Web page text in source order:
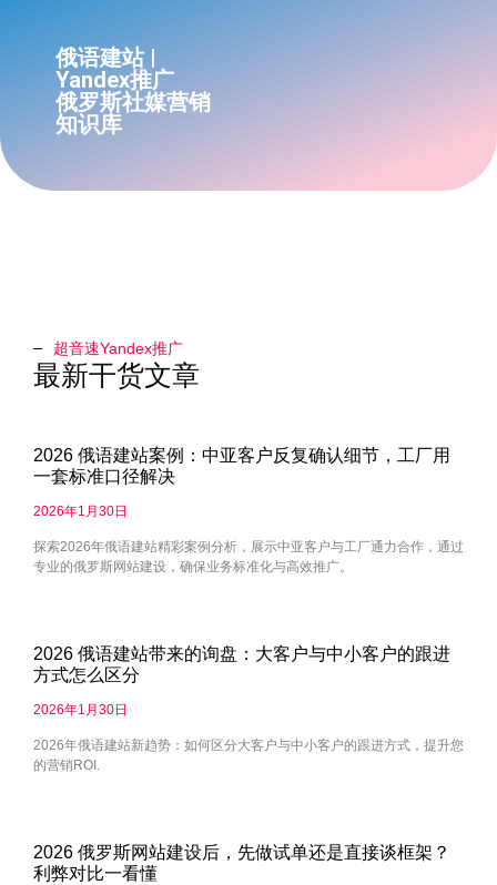
俄语建站 |
Yandex推广
俄罗斯社媒营销
知识库
超音速Yandex推广​
最新干货文章
2026 俄语建站案例：中亚客户反复确认细节，工厂用
一套标准口径解决
2026年1月30日
探索2026年俄语建站精彩案例分析，展示中亚客户与工厂通力合作，通过
专业的俄罗斯网站建设，确保业务标准化与高效推广。
2026 俄语建站带来的询盘：大客户与中小客户的跟进
方式怎么区分
2026年1月30日
2026年俄语建站新趋势：如何区分大客户与中小客户的跟进方式，提升您
的营销ROI.
2026 俄罗斯网站建设后，先做试单还是直接谈框架？
利弊对比一看懂